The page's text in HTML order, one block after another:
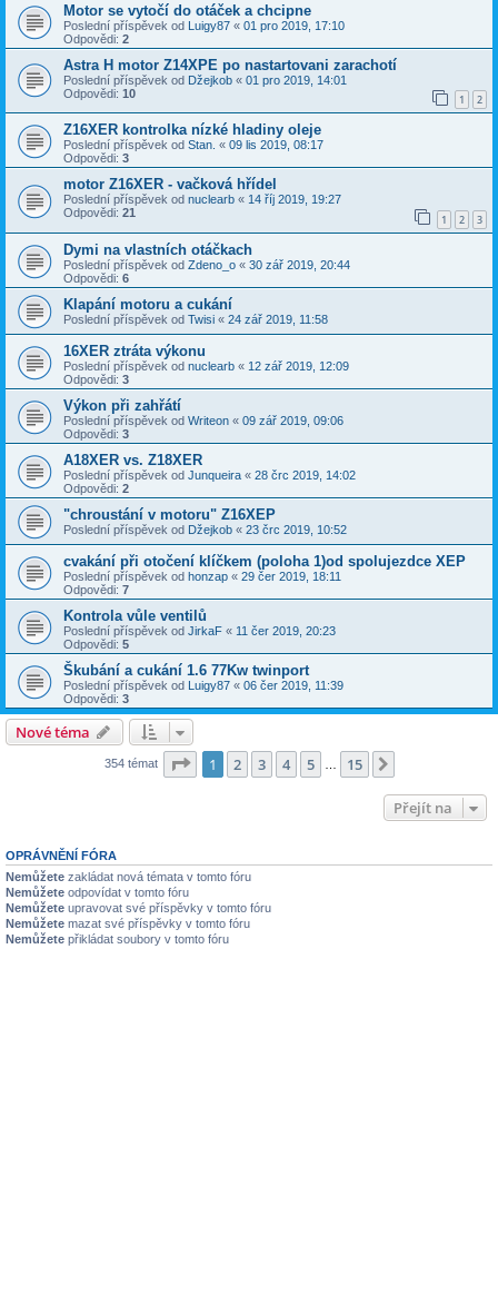
Motor se vytočí do otáček a chcipne
Poslední příspěvek od Luigy87 « 01 pro 2019, 17:10
Odpovědi: 2
Astra H motor Z14XPE po nastartovani zarachotí
Poslední příspěvek od Džejkob « 01 pro 2019, 14:01
Odpovědi: 10 1 2
Z16XER kontrolka nízké hladiny oleje
Poslední příspěvek od Stan. « 09 lis 2019, 08:17
Odpovědi: 3
motor Z16XER - vačková hřídel
Poslední příspěvek od nuclearb « 14 říj 2019, 19:27
Odpovědi: 21 1 2 3
Dymi na vlastních otáčkach
Poslední příspěvek od Zdeno_o « 30 zář 2019, 20:44
Odpovědi: 6
Klapání motoru a cukání
Poslední příspěvek od Twisi « 24 zář 2019, 11:58
16XER ztráta výkonu
Poslední příspěvek od nuclearb « 12 zář 2019, 12:09
Odpovědi: 3
Výkon při zahřátí
Poslední příspěvek od Writeon « 09 zář 2019, 09:06
Odpovědi: 3
A18XER vs. Z18XER
Poslední příspěvek od Junqueira « 28 črc 2019, 14:02
Odpovědi: 2
"chroustání v motoru" Z16XEP
Poslední příspěvek od Džejkob « 23 črc 2019, 10:52
cvakání při otočení klíčkem (poloha 1)od spolujezdce XEP
Poslední příspěvek od honzap « 29 čer 2019, 18:11
Odpovědi: 7
Kontrola vůle ventilů
Poslední příspěvek od JirkaF « 11 čer 2019, 20:23
Odpovědi: 5
Škubání a cukání 1.6 77Kw twinport
Poslední příspěvek od Luigy87 « 06 čer 2019, 11:39
Odpovědi: 3
Nové téma
354 témat Stránka z 15
1 2 3 4 5 15
Přejít na
OPRÁVNĚNÍ FÓRA
Nemůžete zakládat nová témata v tomto fóru
Nemůžete odpovídat v tomto fóru
Nemůžete upravovat své příspěvky v tomto fóru
Nemůžete mazat své příspěvky v tomto fóru
Nemůžete přikládat soubory v tomto fóru